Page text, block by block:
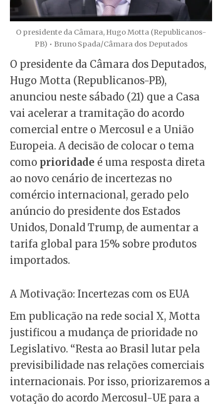
O presidente da Câmara, Hugo Motta (Republicanos-
PB) • Bruno Spada/Câmara dos Deputados
O presidente da Câmara dos Deputados,
Hugo Motta (Republicanos-PB),
anunciou neste sábado (21) que a Casa
vai acelerar a tramitação do acordo
comercial entre o Mercosul e a União
Europeia. A decisão de colocar o tema
como prioridade é uma resposta direta
ao novo cenário de incertezas no
comércio internacional, gerado pelo
anúncio do presidente dos Estados
Unidos, Donald Trump, de aumentar a
tarifa global para 15% sobre produtos
importados.
A Motivação: Incertezas com os EUA
Em publicação na rede social X, Motta
justificou a mudança de prioridade no
Legislativo. “Resta ao Brasil lutar pela
previsibilidade nas relações comerciais
internacionais. Por isso, priorizaremos a
votação do acordo Mercosul-UE para a